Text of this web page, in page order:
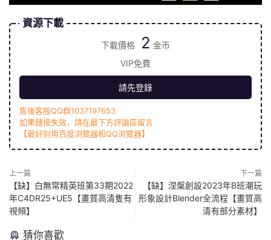
資源下載
下載價格 2 金币
VIP免費
請先登錄
售後客服QQ群1037197653
如果鏈接失效，請在最下方評論區留言
【最好别用百度浏覽器和QQ浏覽器】
上一篇
【缺】白無常精英班第33期2022
年C4DR25+UE5【畫質高清隻有
視頻】
下一篇
【缺】涅槃創設2023年B班潮玩
形象設計Blender全流程【畫質高
清有部分素材】
猜你喜歡